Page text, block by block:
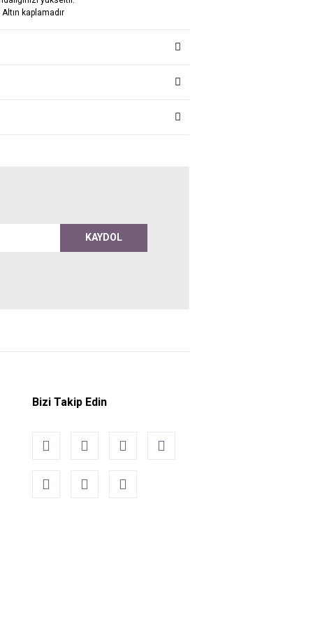
kaplamadır
KAYDOL
Bizi Takip Edin